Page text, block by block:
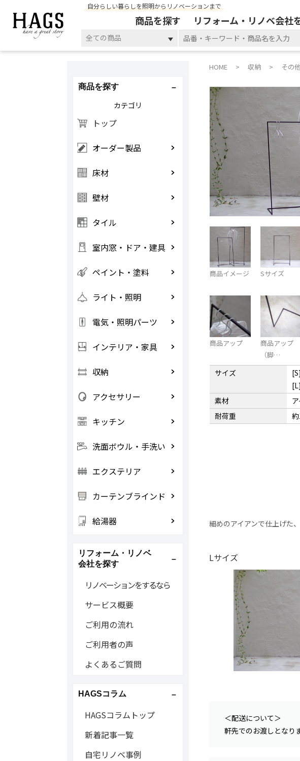
自分らしい暮らしを照明からリノベーションまで
商品を探す リフォーム・リノベ会社
全ての商品
HOME 収納 その
商品イメージ Sサイズ
商品アップ
商品アップ
（脚…
サイズ
素材
耐荷重
細めのアイアンで仕上げた
Lサイズ
＜配送について＞
軒先でのお渡しとなり
商品を探す
カテゴリ
トップ
オーダー製品
床材
壁材
タイル
室内窓・ドア・建具
ペイント・塗料
ライト・照明
電気・照明パーツ
インテリア・家具
収納
アクセサリー
キッチン
洗面ボウル・手洗い
エクステリア
カーテンブラインド
給湯器
リフォーム・リノベ
会社を探す
リノベーションをするなら
サービス概要
ご利用の流れ
ご利用者の声
よくあるご質問
HAGSコラム
HAGSコラムトップ
新着記事一覧
自宅リノベ事例